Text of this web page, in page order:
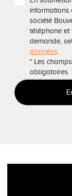
informations
société
téléphone et
demande,
données
* Les
obligatoires